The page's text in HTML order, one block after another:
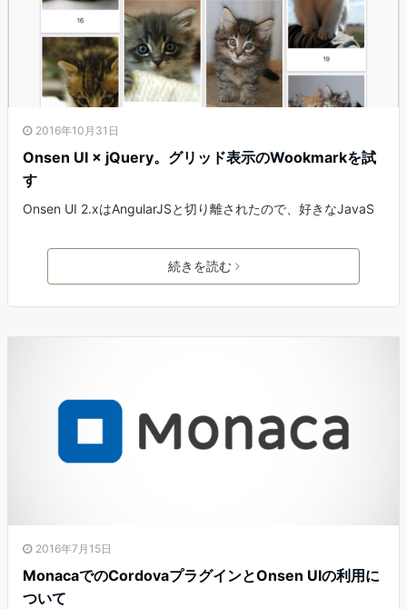
2016年10月31日
Onsen UI × jQuery。グリッド表示のWookmarkを試
す
Onsen UI 2.xはAngularJSと切り離されたので、好きなJavaS
続きを読む
2016年7月15日
MonacaでのCordovaプラグインとOnsen UIの利用に
ついて